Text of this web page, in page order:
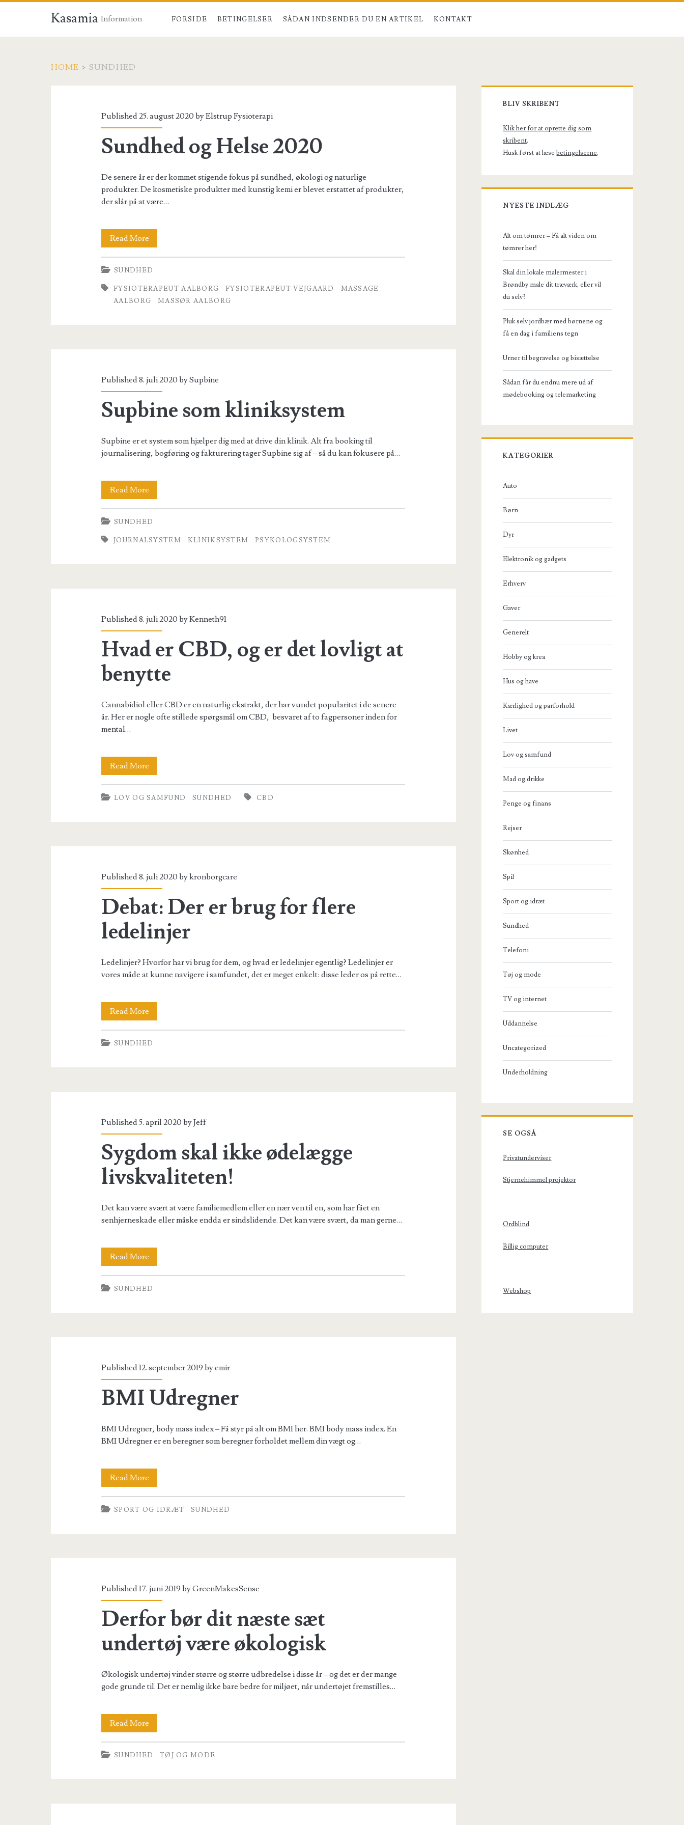
Kasamia Information FORSIDE BETINGELSER SÅDAN INDSENDER DU EN ARTIKEL KONTAKT
HOME > SUNDHED
<span>Sundhed</span>
Published 25. august 2020 byElstrup Fysioterapi
Sundhed og Helse 2020
De senere år er der kommet stigende fokus på sundhed, økologi og naturlige
produkter. De kosmetiske produkter med kunstig kemi er blevet erstattet af produkter,
der slår på at være…
Read MoreSundhed
og
Helse
2020
SUNDHED
FYSIOTERAPEUT AALBORG FYSIOTERAPEUT VEJGAARD
MASSAGE
AALBORG
MASSØR AALBORG
Published 8. juli 2020 bySupbine
Supbine som kliniksystem
Supbine er et system som hjælper dig med at drive din klinik. Alt fra booking til
journalisering, bogføring og fakturering tager Supbine sig af – så du kan fokusere på…
Read MoreSupbine
som
kliniksystem
SUNDHED
JOURNALSYSTEM KLINIKSYSTEM PSYKOLOGSYSTEM
Published 8. juli 2020 byKenneth91
Hvad er CBD, og er det lovligt at
benytte
Cannabidiol eller CBD er en naturlig ekstrakt, der har vundet popularitet i de senere
år. Her er nogle ofte stillede spørgsmål om CBD, besvaret af to fagpersoner inden for
mental…
Read MoreHvad
er
CBD,
lovligt
benytte
LOV OG SAMFUND SUNDHED CBD
Published 8. juli 2020 bykronborgcare
Debat: Der er brug for flere
ledelinjer
Ledelinjer? Hvorfor har vi brug for dem, og hvad er ledelinjer egentlig? Ledelinjer er
vores måde at kunne navigere i samfundet, det er meget enkelt: disse leder os på rette…
Read MoreDebat:
Der
er
ledelinjer
SUNDHED
Published 5. april 2020 byJeff
Sygdom skal ikke ødelægge
livskvaliteten!
Det kan være svært at være familiemedlem eller en nær ven til en, som har fået en
senhjerneskade eller måske endda er sindslidende. Det kan være svært, da man gerne…
Read MoreSygdom
skal
ikke
SUNDHED
Published 12. september 2019 byemir
BMI Udregner
BMI Udregner, body mass index – Få styr på alt om BMI her. BMI body mass index. En
BMI Udregner er en beregner som beregner forholdet mellem din vægt og…
Read MoreBMI
Udregner
SPORT OG IDRÆT SUNDHED
Published 17. juni 2019 byGreenMakesSense
Derfor bør dit næste sæt
undertøj være økologisk
Økologisk undertøj vinder større og større udbredelse i disse år – og det er der mange
gode grunde til. Det er nemlig ikke bare bedre for miljøet, når undertøjet fremstilles…
Read MoreDerfor
bør
dit
SUNDHED TØJ OG MODE
Primary
Sidebar
BLIV SKRIBENT
Klik her for at oprette dig som
skribent.
Husk først at læsebetingelserne.
NYESTE INDLÆG
Alt om tømrer – Få alt viden om
tømrer her!
Skal din lokale malermester i
Brøndby male dit træværk, eller vil
du selv?
Pluk selv jordbær med børnene og
få en dag i familiens tegn
Urner til begravelse og bisættelse
Sådan får du endnu mere ud af
mødebooking og telemarketing
KATEGORIER
Auto
Børn
Dyr
Elektronik og gadgets
Erhverv
Gaver
Generelt
Hobby og krea
Hus og have
Kærlighed og parforhold
Livet
Lov og samfund
Mad og drikke
Penge og finans
Rejser
Skønhed
Spil
Sport og idræt
Sundhed
Telefoni
Tøj og mode
TV og internet
Uddannelse
Uncategorized
Underholdning
SE OGSÅ
Privatunderviser
Stjernehimmel projektor
Ordblind
Billig computer
Webshop